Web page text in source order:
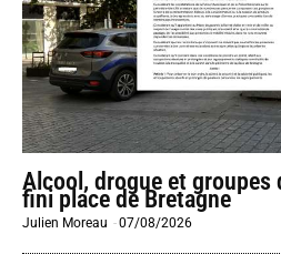
Alcool, drogue et groupes
fini place de Bretagne
Julien Moreau -07/08/2026